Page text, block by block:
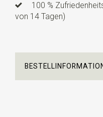
100 %
von 14 Tagen)